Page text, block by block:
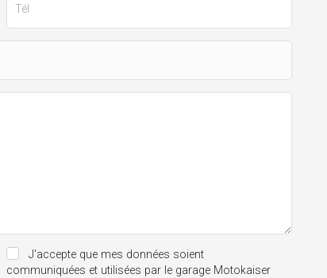
J'accepte que mes données soient
communiquées et utilisées par le garage Motokaiser